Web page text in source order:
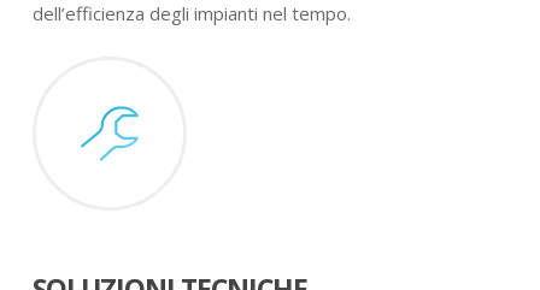
dell’efficienza degli impianti nel tempo.